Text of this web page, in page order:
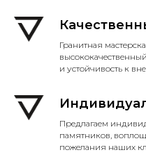
Гранитная
и устойчивость к
Предлагаем
памятников,
пожелания наших